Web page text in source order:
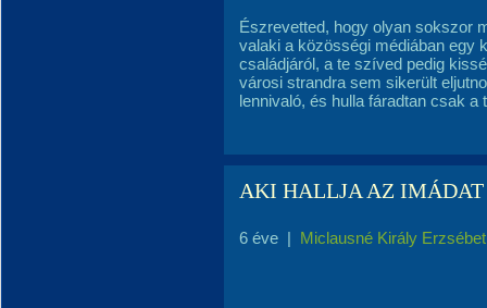
Észrevetted, hogy olyan sokszor
valaki a közösségi médiában egy
családjáról, a te szíved pedig
városi strandra sem sikerült
lennivaló, és hulla fáradtan csak a
AKI HALLJA AZ IMÁDAT
6 éve | Miclausné Király Erzsébet